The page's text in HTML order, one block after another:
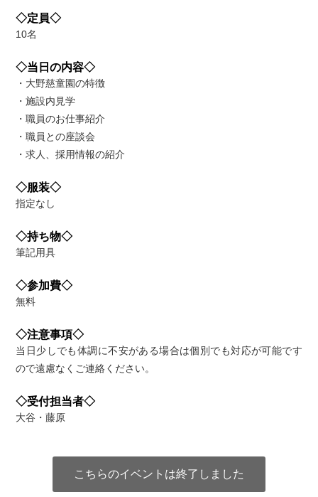
◇定員◇
10名
◇当日の内容◇
・大野慈童園の特徴
・施設内見学
・職員のお仕事紹介
・職員との座談会
・求人、採用情報の紹介
◇服装◇
指定なし
◇持ち物◇
筆記用具
◇参加費◇
無料
◇注意事項◇
当日少しでも体調に不安がある場合は個別でも対応が可能です
ので遠慮なくご連絡ください。
◇受付担当者◇
大谷・藤原
こちらのイベントは終了しました